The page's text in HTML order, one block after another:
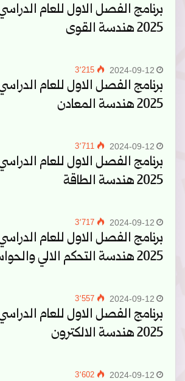
2025 هندسة القوى
2024-09-12
2025 هندسة المعادن
2024-09-12
2025 هندسة الطاقة
2024-09-12
2025 هندسة التحكم الالي والحواسيب
2024-09-12
2025 هندسة الالكترون
2024-09-12